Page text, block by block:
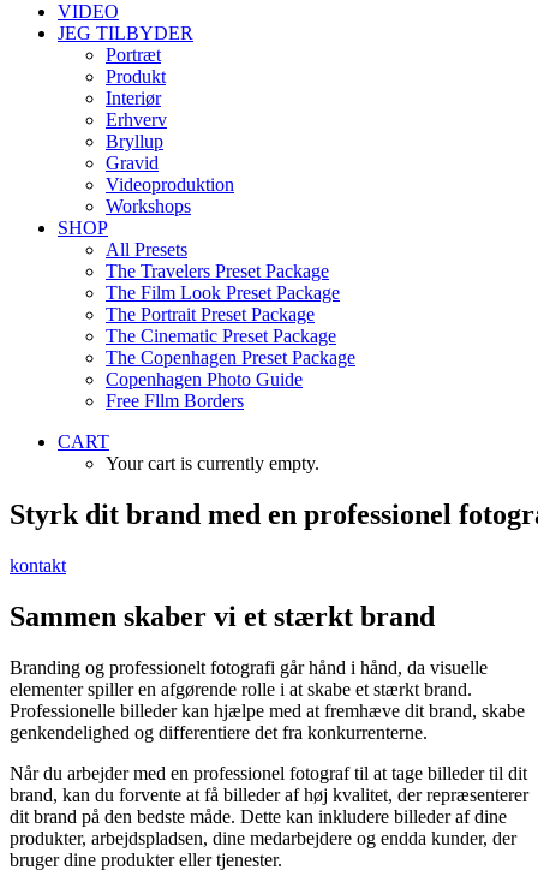
VIDEO
JEG TILBYDER
Portræt
Produkt
Interiør
Erhverv
Bryllup
Gravid
Videoproduktion
Workshops
SHOP
All Presets
The Travelers Preset Package
The Film Look Preset Package
The Portrait Preset Package
The Cinematic Preset Package
The Copenhagen Preset Package
Copenhagen Photo Guide
Free Fllm Borders
CART
Your cart is currently empty.
Styrk dit brand med en professionel fotogr
kontakt
Sammen skaber vi et stærkt brand
Branding og professionelt fotografi går hånd i hånd, da visuelle
elementer spiller en afgørende rolle i at skabe et stærkt brand.
Professionelle billeder kan hjælpe med at fremhæve dit brand, skabe
genkendelighed og differentiere det fra konkurrenterne.
Når du arbejder med en professionel fotograf til at tage billeder til dit
brand, kan du forvente at få billeder af høj kvalitet, der repræsenterer
dit brand på den bedste måde. Dette kan inkludere billeder af dine
produkter, arbejdspladsen, dine medarbejdere og endda kunder, der
bruger dine produkter eller tjenester.